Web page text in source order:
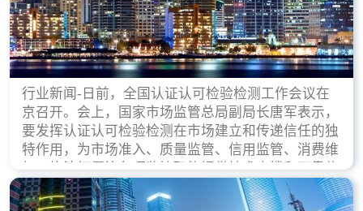
行业新闻-日前，全国认证认可检验检测工作会议在
京召开。会上，国家市场监管总局副局长唐军表示，
要发挥认证认可检验检测在市场建立和传递信任的独
特作用，为市场准入、质量监管、信用监管、消费维
权、执法打假等各项监管职能提供技术支撑和可靠依
据。